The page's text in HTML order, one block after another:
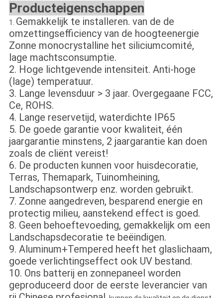
Producteigenschappen
1. Gemakkelijk te installeren. van de de
omzettingsefficiency van de hoogteenergie
Zonne monocrystalline het siliciumcomité,
lage machtsconsumptie.
2. Hoge lichtgevende intensiteit. Anti-hoge
(lage) temperatuur.
3. Lange levensduur > 3 jaar. Overgegaane FCC,
Ce, ROHS.
4. Lange reservetijd, waterdichte IP65
5. De goede garantie voor kwaliteit, één
jaargarantie minstens, 2 jaargarantie kan doen
zoals de cliënt vereist!
6. De producten kunnen voor huisdecoratie,
Terras, Themapark, Tuinomheining,
Landschapsontwerp enz. worden gebruikt.
7. Zonne aangedreven, besparend energie en
protectig milieu, aanstekend effect is goed.
8. Geen behoeftevoeding, gemakkelijk om een
Landschapsdecoratie te beëindigen.
9. Aluminum+Tempered heeft het glaslichaam,
goede verlichtingseffect ook UV bestand.
10. Ons batterij en zonnepaneel worden
geproduceerd door de eerste leverancier van